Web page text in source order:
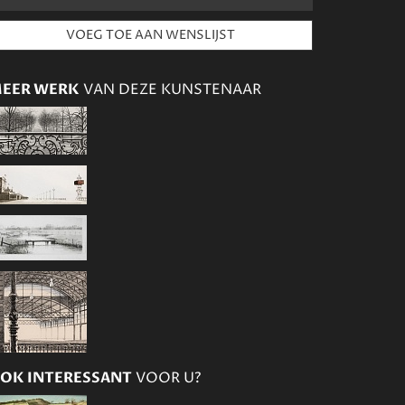
WERK VAN DEZE KUNSTENAAR
INTERESSANTVOOR U?